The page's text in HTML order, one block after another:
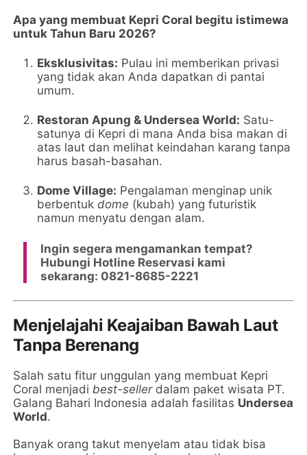
Apa yang membuat Kepri Coral begitu istimewa
untuk Tahun Baru 2026?
Eksklusivitas: Pulau ini memberikan privasi
yang tidak akan Anda dapatkan di pantai
umum.
Restoran Apung & Undersea World: Satu-
satunya di Kepri di mana Anda bisa makan di
atas laut dan melihat keindahan karang tanpa
harus basah-basahan.
Dome Village: Pengalaman menginap unik
berbentukdome (kubah) yang futuristik
namun menyatu dengan alam.
Ingin segera mengamankan tempat?
Hubungi Hotline Reservasi kami
sekarang: 0821-8685-2221
Menjelajahi Keajaiban Bawah Laut
Tanpa Berenang
Salah satu fitur unggulan yang membuat Kepri
Coral menjadi best-sellerdalam paket wisata PT.
Galang Bahari Indonesia adalah fasilitas Undersea
World.
Banyak orang takut menyelam atau tidak bisa